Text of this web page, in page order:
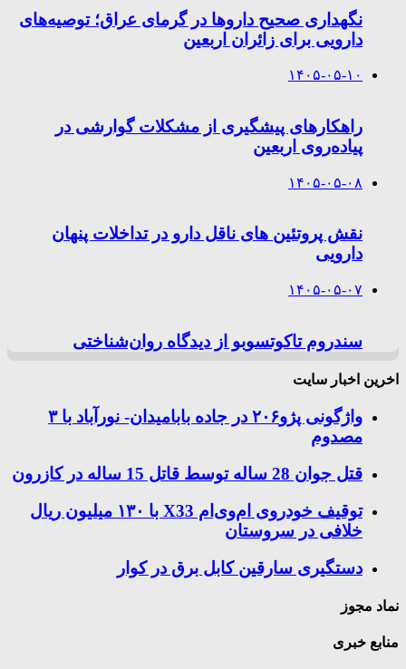
نگهداری صحیح داروها در گرمای عراق؛ توصیه‌های
دارویی برای زائران اربعین
۱۴۰۵-۰۵-۱۰
راهکارهای پیشگیری از مشکلات گوارشی در
پیاده‌روی اربعین
۱۴۰۵-۰۵-۰۸
نقش پروتئین های ناقل دارو در تداخلات پنهان
دارویی
۱۴۰۵-۰۵-۰۷
سندروم تاکوتسوبو از دیدگاه روان‌شناختی
اخرین اخبار سایت
واژگونی پژو۲۰۶ در جاده بابامیدان- نورآباد با ۳
مصدوم
قتل جوان 28 ساله توسط قاتل 15 ساله در کازرون
توقیف خودروی ام‌وی‌ام X33 با ۱۳۰ میلیون ریال
خلافی در سروستان
دستگیری سارقین کابل برق در کوار
نماد مجوز
منابع خبری